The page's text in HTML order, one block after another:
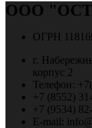
ООО
ОГРН
г.
корпус 2
Телефон:
+7 (8552)
+7 (9534)
E-mail: